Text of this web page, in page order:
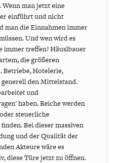
Wenn man jetzt eine
einführt und nicht
man die Einnahmen immer
Und wen wird es
immer treffen? Häuslbauer
die größeren
Betriebe, Hotelerie,
den Mittelstand.
und
haben. Reiche werden
steuerliche
Bei dieser massiven
und der Qualität der
Akteure wäre es
diese Türe jetzt zu öffnen.